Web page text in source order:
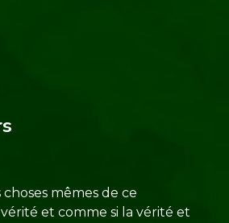
mêmes de ce
et comme si la vérité et